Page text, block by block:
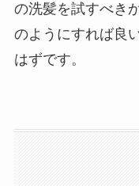
の洗髪を試すべき
のようにすれば良
はずです。